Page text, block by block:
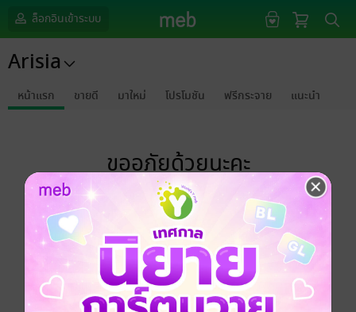
ล็อกอินเข้าระบบ
Arisia
หน้าแรก ขายดี มาใหม่ โปรโมชัน ฟรีกระจาย แนะนำ
ขออภัยด้วยนะคะ
ไม่พบข้อมูลในหัวข้อที่คุณกำลังชมค่ะ